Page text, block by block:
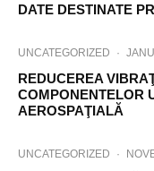
DATE DESTINATE
UNCATEGORIZED ·
REDUCEREA
COMPONENTELOR
AEROSPAŢIALĂ
UNCATEGORIZED ·